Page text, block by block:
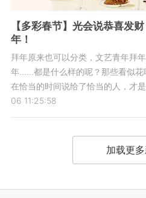
【多彩春节】光会说恭喜发
年！
拜年原来也可以分类，文艺青年拜
年……都是什么样的呢？那些看似花
在恰当的时间说给了恰当的人，才
06 11:25:58
加载更